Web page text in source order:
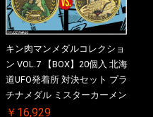
キン肉マンメダルコレクショ
ン VOL.7 【BOX】20個入 北海
道UFO発着所 対決セット プラ
チナメダル ミスターカーメン
VS. ブロッケン Jr. 2.0 初回シ
￥16,929